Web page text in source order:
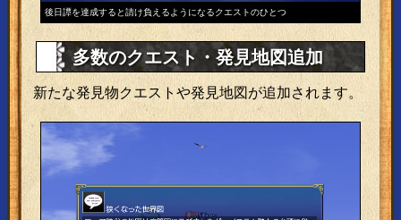
後日譚を達成すると請け負えるようになるクエストのひとつ
多数のクエスト・発見地図追加
新たな発見物クエストや発見地図が追加されます。